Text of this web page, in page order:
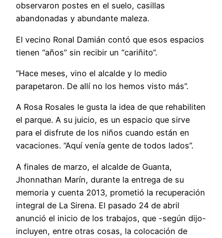
observaron postes en el suelo, casillas
abandonadas y abundante maleza.
El vecino Ronal Damián contó que esos espacios
tienen “años” sin recibir un “cariñito”.
“Hace meses, vino el alcalde y lo medio
parapetaron. De allí no los hemos visto más”.
A Rosa Rosales le gusta la idea de que rehabiliten
el parque. A su juicio, es un espacio que sirve
para el disfrute de los niños cuando están en
vacaciones. “Aquí venía gente de todos lados”.
A finales de marzo, el alcalde de Guanta,
Jhonnathan Marín, durante la entrega de su
memoria y cuenta 2013, prometió la recuperación
integral de La Sirena. El pasado 24 de abril
anunció el inicio de los trabajos, que -según dijo-
incluyen, entre otras cosas, la colocación de